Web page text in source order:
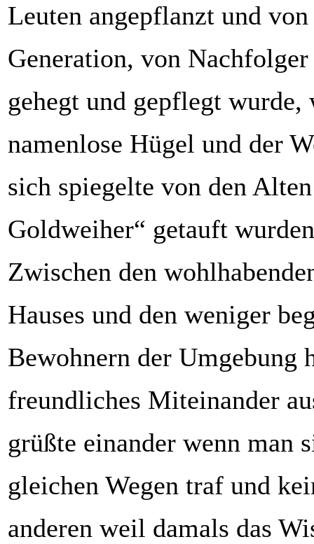
Leuten angepflanzt und
Generation, von
gehegt und gepflegt
namenlose Hügel und der
sich spiegelte von den
Goldweiher“ getauft
Zwischen den
Hauses und den weniger
Bewohnern der Umgebung
freundliches Miteinander
grüßte einander wenn man
gleichen Wegen traf und
anderen weil damals das